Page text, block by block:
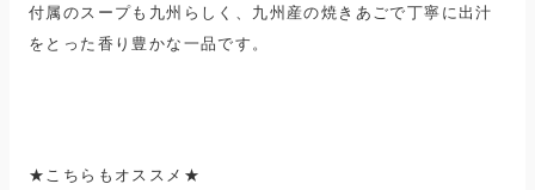
付属のスープも九州らしく、九州産の焼きあごで丁寧に出汁
をとった香り豊かな一品です。
★こちらもオススメ★